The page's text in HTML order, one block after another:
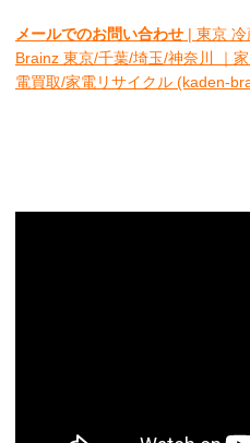
メールでのお問い合わせ | 東京 冷
Brainz 東京/千葉/埼玉/神奈川 ｜
電買取/家電リサイクル (kaden-